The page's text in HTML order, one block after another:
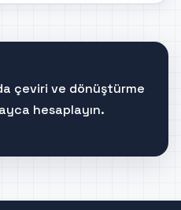
çeviri ve dönüştürme
hesaplayın.